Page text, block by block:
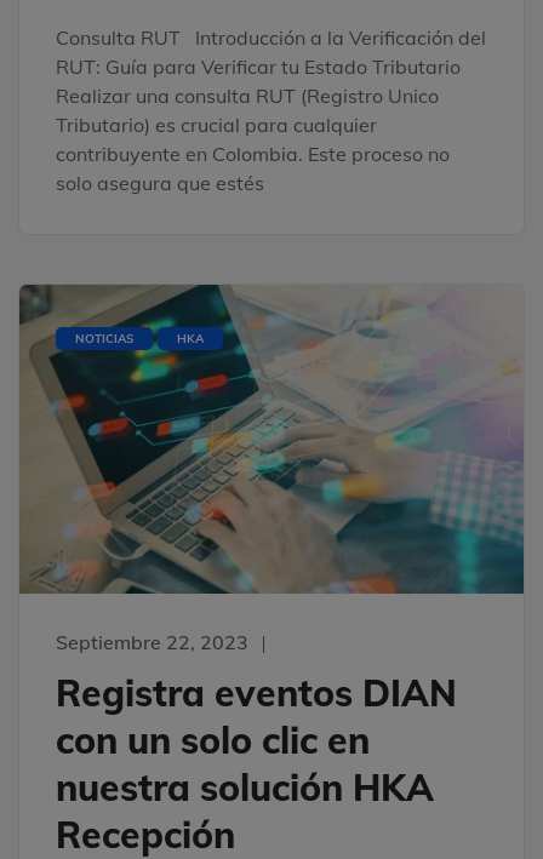
Consulta RUT Introducción a la Verificación del
RUT: Guía para Verificar tu Estado Tributario
Realizar una consulta RUT (Registro Unico
Tributario) es crucial para cualquier
contribuyente en Colombia. Este proceso no
solo asegura que estés
NOTICIAS HKA
Septiembre 22, 2023
Registra eventos DIAN
con un solo clic en
nuestra solución HKA
Recepción